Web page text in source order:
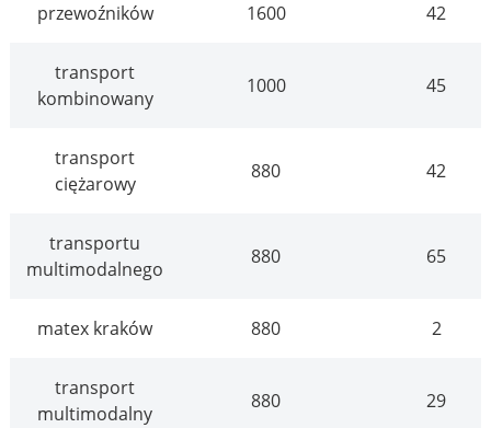
przewoźników 1600 42
transport
kombinowany
1000 45
transport
ciężarowy
880 42
transportu
multimodalnego
880 65
matex kraków 880 2
transport
multimodalny
880 29